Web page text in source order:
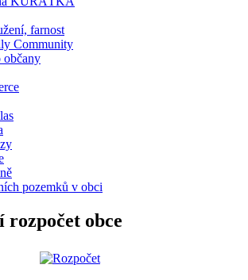
farnost
Community
občany
pozemků v obci
obce